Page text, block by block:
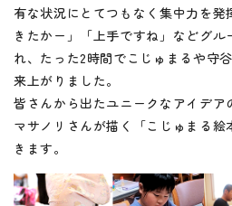
有な状況にとてつもなく集中力を発
きたかー」「上手ですね」などグル
れ、たった2時間でこじゅまるや守
来上がりました。
皆さんから出たユニークなアイデア
マサノリさんが描く「こじゅまる
きます。